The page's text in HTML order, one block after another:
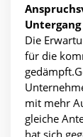
Untergang
Die
für die
mit mehr
gleiche
hat sich